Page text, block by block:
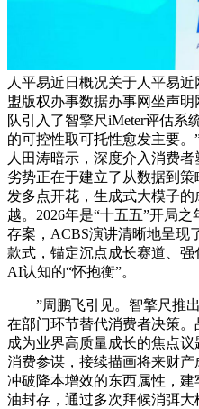
人平易近日概况关于人平易
盟版权办事数据办事网坐声
队引入了智擎尺iMeter评估系
的可控性取可托性愈发主要
人田涛暗示，深度介入消费
劣势正在于建立了从数据到
发多点开花，生成式大模子
越。2026年是“十五五”开局
存案，ACBS演讲清晰地呈现
款式，锚定沉点成长赛道、
AI认知的“怀抱衡”。
”周鹏飞引见。智擎尺推出
在部门环节替代消费者决策。
成为业界高质量成长的焦点
消费参谋，接续描画将来财
冲破降本增效的东西属性，
油封存，通过多次拜候消弭